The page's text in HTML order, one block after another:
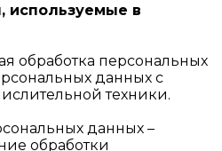
используемые в
обработка персональных
данных с
техники.
данных –
обработки